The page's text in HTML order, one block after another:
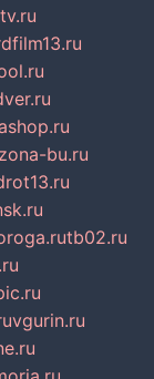
bu.ru
tb02.ru
vgurin.ru